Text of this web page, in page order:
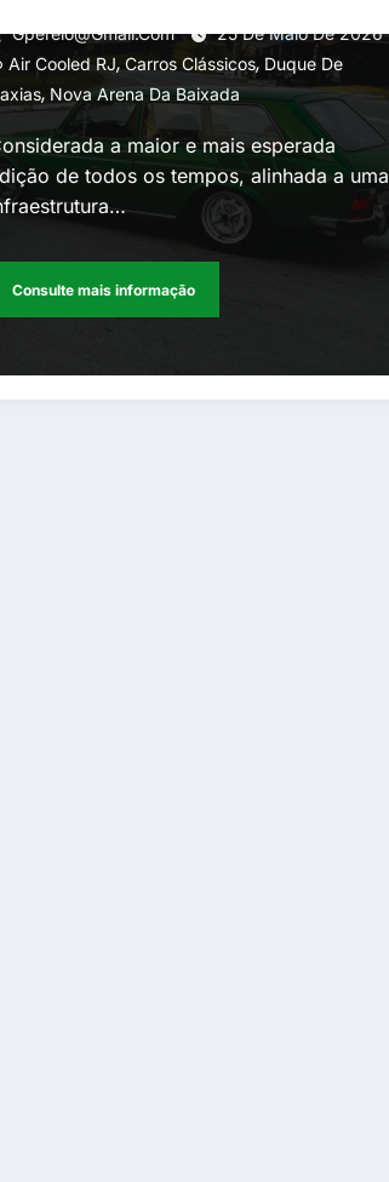
Gperelo@gmail.com
25 De Maio De 2026
Air Cooled RJ,Carros Clássicos, Duque De
, Nova Arena Da Baixada
a maior e mais esperada
de todos os tempos, alinhada a uma
Consulte mais informação